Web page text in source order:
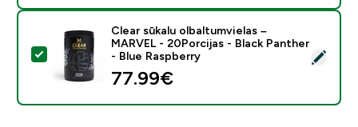
Atlasīt šo produktu - Clear sūkalu olbaltumvielas –
Clear sūkalu olbaltumvielas –
MARVEL - 20Porcijas - Black Panther
- Blue Raspberry
77.99€‎